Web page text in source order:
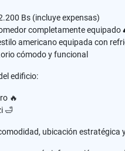
Bs (incluye expensas)
completamente
americano equipada con
cómodo y funcional
edificio:
🔥
🛁
ubicación estratégica